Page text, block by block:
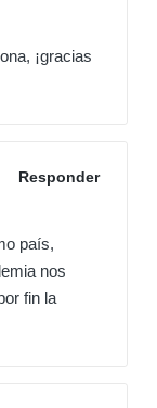
¡gracias
Responder
país,
nos
fin la